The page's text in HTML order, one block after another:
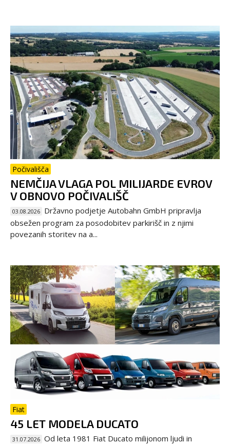
Počivališča
NEMČIJA VLAGA POL MILIJARDE EVROV
V OBNOVO POČIVALIŠČ
03.08.2026 Državno podjetje Autobahn GmbH pripravlja
obsežen program za posodobitev parkirišč in z njimi
povezanih storitev na a...
Fiat
45 LET MODELA DUCATO
31.07.2026 Od leta 1981 Fiat Ducato milijonom ljudi in